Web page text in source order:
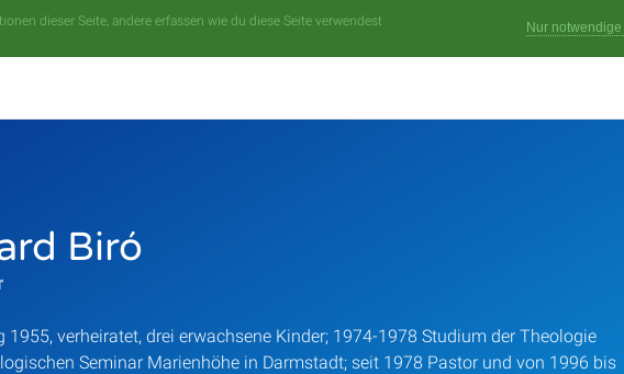
dieser Seite, andere erfassen wie du diese Seite verwendest
Nur
Biró
1955, verheiratet, drei erwachsene Kinder; 1974-1978 Studium der Theologie
Seminar Marienhöhe in Darmstadt; seit 1978 Pastor und von 1996 bis